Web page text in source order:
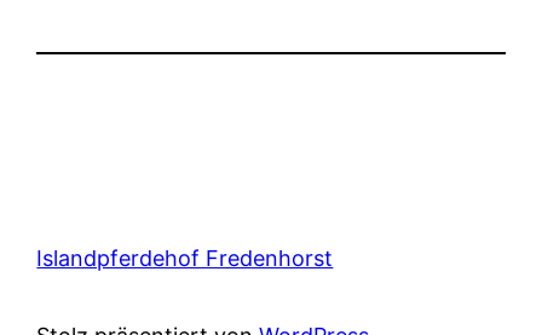
Islandpferdehof Fredenhorst